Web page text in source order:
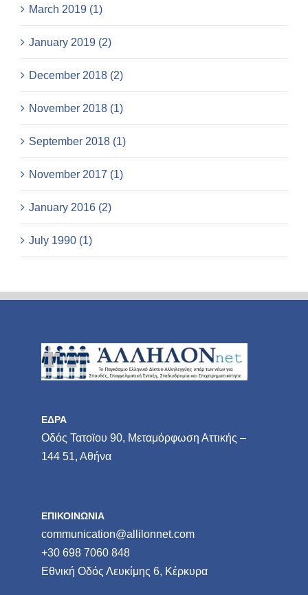
March 2019 (1)
January 2019 (2)
December 2018 (2)
November 2018 (1)
September 2018 (1)
November 2017 (1)
January 2016 (2)
July 1990 (1)
ΕΔΡΑ
Οδός Τατοϊου 90, Μεταμόρφωση Αττικής –
144 51, Αθήνα
ΕΠΙΚΟΙΝΩΝΙΑ
communication@allilonnet.com
+30 698 7060 848
Εθνική Οδός Λευκίμης 6, Κέρκυρα